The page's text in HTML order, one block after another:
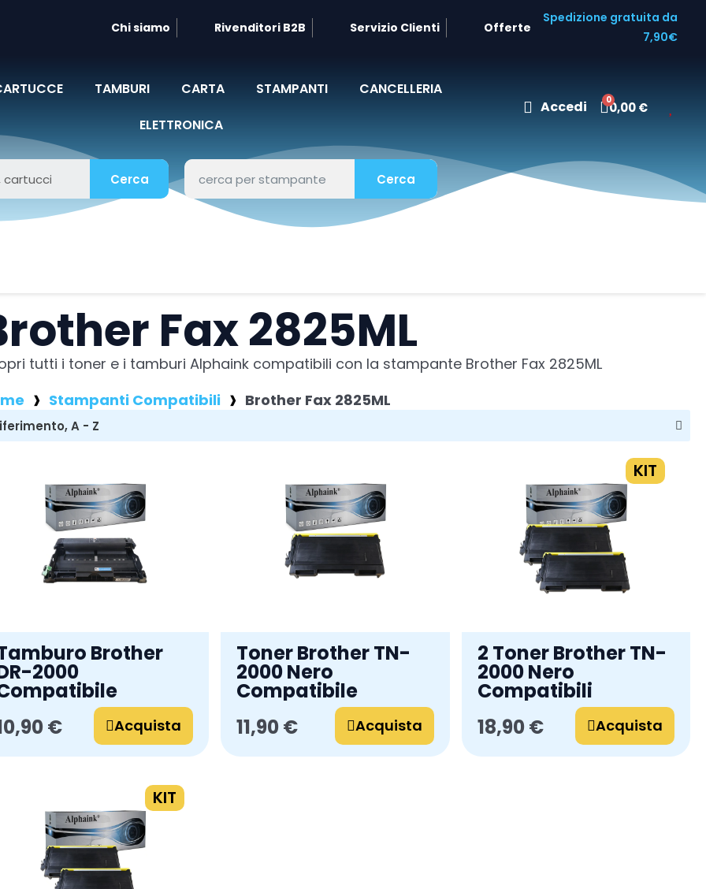
Chi siamo Rivenditori B2B Servizio Clienti Offerte
Spedizione gratuita da
7,90€
TAMBURI CARTA STAMPANTI
CANCELLERIA
ELETTRONICA
Accedi 0,00 €
Cerca Cerca
Fax 2825ML
tutti i toner e i tamburi Alphaink compatibili con la stampante Brother Fax 2825ML
Stampanti Compatibili Brother Fax 2825ML
Brother
2000
€
Acquista
Toner Brother TN-
2000 Nero
Compatibile
11,90 €
Acquista
KIT
2 Toner Brother TN-
2000 Nero
Compatibili
18,90 €
Acquista
KIT